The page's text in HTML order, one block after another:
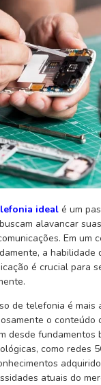
ideal é um
alavancar
Em um
a habilidade
é crucial para
de telefonia é mais
o conteúdo
desde fundamentos
como redes
atuais do